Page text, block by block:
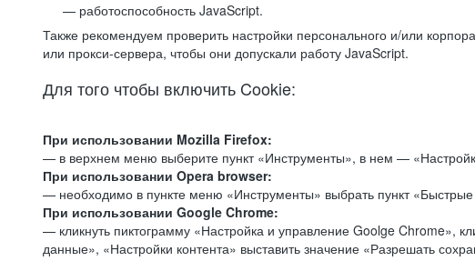
работоспособность JavaScript.
Также рекомендуем проверить настройки персонального и/или
или прокси-сервера, чтобы они допускали работу JavaScript.
Для того чтобы включить Cookie:
При использовании Mozilla Firefox:
— в верхнем меню выберите пункт «Инструменты», в нем —
При использовании Opera browser:
— необходимо в пункте меню «Инструменты» выбрать пункт
При использовании Google Chrome:
— кликнуть пиктограмму «Настройка и управление Goolge Chrome»,
данные», «Настройки контента» выставить значение «Разрешать